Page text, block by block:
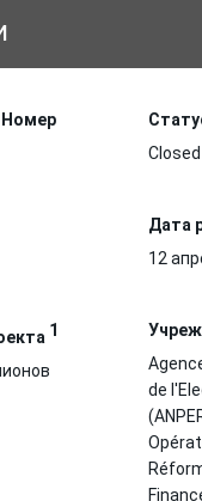
Closed
Дата
12
1
de